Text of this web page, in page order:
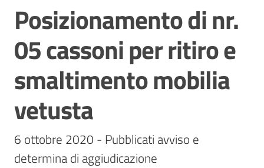
Stazioni
appaltanti
Contatti
Salta al contenuto
Posizionamento di nr.
05 cassoni per ritiro e
smaltimento mobilia
vetusta
6 ottobre 2020 - Pubblicati avviso e
determina di aggiudicazione